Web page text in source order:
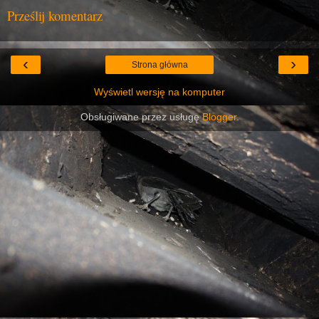
Prześlij komentarz
‹ ›
Strona główna
Wyświetl wersję na komputer
Obsługiwane przez usługęBlogger.